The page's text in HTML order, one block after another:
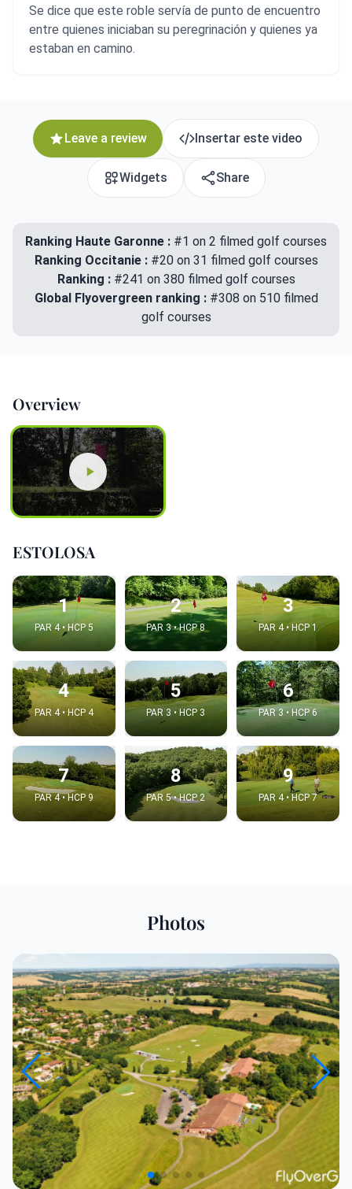
Se dice que este roble servía de punto de encuentro
entre quienes iniciaban su peregrinación y quienes ya
estaban en camino.
Leave a review Insertar este video
Widgets Share
Ranking Haute Garonne : #1 on 2 filmed golf courses
Ranking Occitanie : #20 on 31 filmed golf courses
Ranking : #241 on 380 filmed golf courses
Global Flyovergreen ranking : #308 on 510 filmed
golf courses
Overview
ESTOLOSA
1
PAR 4 • HCP 5
2
PAR 3 • HCP 8
3
PAR 4 • HCP 1
4
PAR 4 • HCP 4
5
PAR 3 • HCP 3
6
PAR 3 • HCP 6
7
PAR 4 • HCP 9
8
PAR 5 • HCP 2
9
PAR 4 • HCP 7
Photos